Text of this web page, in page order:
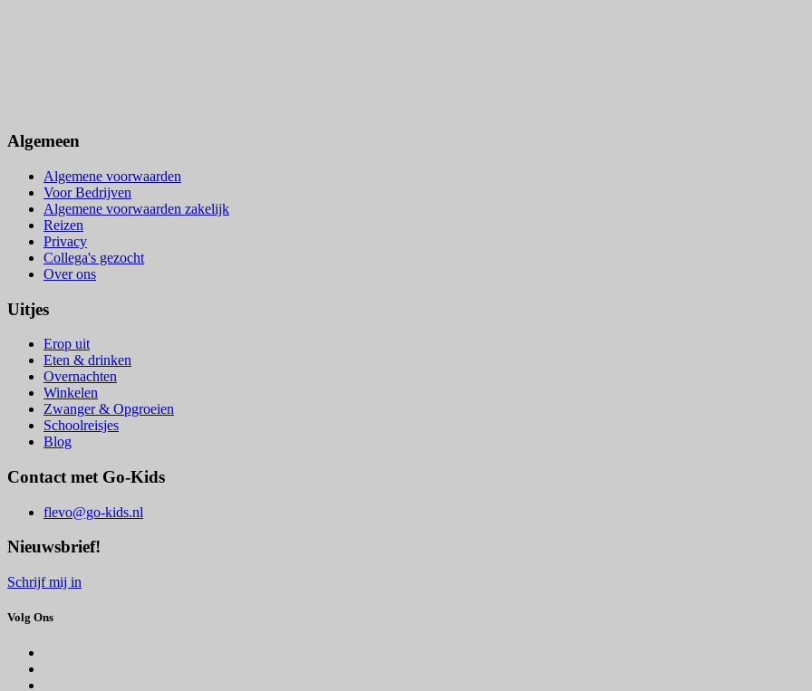
Algemeen
Algemene voorwaarden
Voor Bedrijven
Algemene voorwaarden zakelijk
Reizen
Privacy
Collega's gezocht
Over ons
Uitjes
Erop uit
Eten & drinken
Overnachten
Winkelen
Zwanger & Opgroeien
Schoolreisjes
Blog
Contact met Go-Kids
flevo@go-kids.nl
Nieuwsbrief!
Schrijf mij in
Volg Ons